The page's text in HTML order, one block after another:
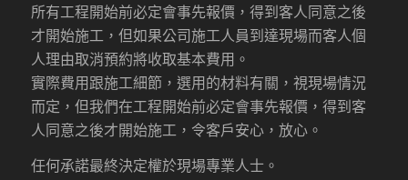
所有工程開始前必定會事先報價，得到客人同意之後
才開始施工，但如果公司施工人員到達現場而客人個
人理由取消預約將收取基本費用。
實際費用跟施工細節，選用的材料有關，視現場情況
而定，但我們在工程開始前必定會事先報價，得到客
人同意之後才開始施工，令客戶安心，放心。
任何承諾最終決定權於現場專業人士。